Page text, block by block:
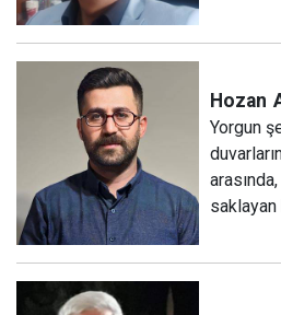
Hozan
Yorgun
saklayan